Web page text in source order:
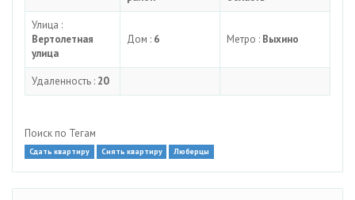
Улица :
Вертолетная
улица
Дом : 6 Метро : Выхино
Удаленность : 20
Поиск по Тегам
Сдать квартиру Снять квартиру Люберцы